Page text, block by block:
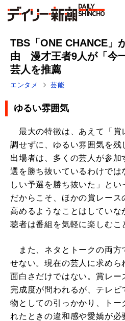
TBS「ONE CHANCE」
由 漫才王者9人が「今
芸人を推薦
エンタメ 芸能
ゆるい雰囲気
最大の特徴は、あえて「賞
調せずに、ゆるい雰囲気を残
出場者は、多くの芸人が参
選を勝ち抜いているわけでは
しい予選を勝ち抜いた」とい
だからこそ、ほかの賞レース
高めるようなことはしていな
聴者は番組を気軽に楽しむこ
また、ネタとトークの両方
せない。現在の芸人に求めら
面白さだけではない。賞レー
完成度が問われるが、テレビ
物としての引っかかり、トー
れたときの違和感や愛嬌が必